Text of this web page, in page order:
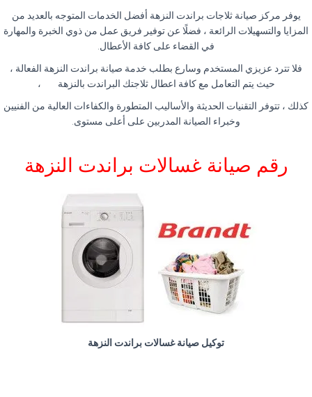
يوفر مركز صيانة ثلاجات براندت النزهة أفضل الخدمات المتوجه بالعديد من
المزايا والتسهيلات الرائعة ، فضلًا عن توفير فريق عمل من ذوي الخبرة والمهارة
في القضاء على كافة الأعطال
فلا تترد عزيزي المستخدم وسارع بطلب خدمة صيانة براندت النزهة الفعالة ،
حيث يتم التعامل مع كافة اعطال ثلاجتك البراندت بالنزهة
،
كذلك ، تتوفر التقنيات الحديثة والأساليب المتطورة والكفاءات العالية من الفنيين
وخبراء الصيانة المدربين على أعلى مستوى
رقم صيانة غسالات براندت النزهة
توكيل صيانة غسالات براندت النزهة